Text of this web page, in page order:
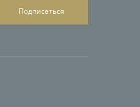
Подписаться